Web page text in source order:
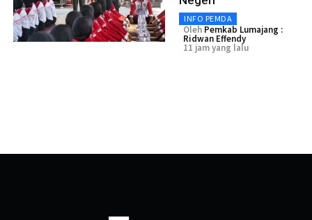
INFO PEMDA
Oleh Pemkab Lumajang :
Ridwan Effendy
11 jam yang lalu